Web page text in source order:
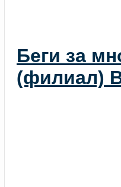
Беги за
(филиал)